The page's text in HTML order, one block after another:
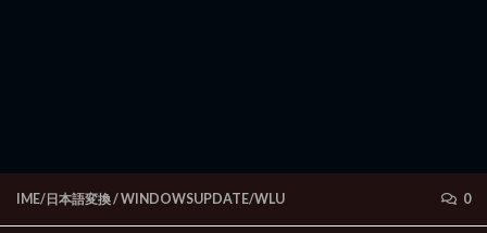
IME/日本語変換/WINDOWSUPDATE/WLU 0